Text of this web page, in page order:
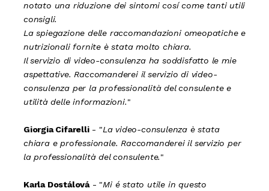
notato una riduzione dei sintomi cosí come tanti utili
consigli.
La spiegazione delle raccomandazioni omeopatiche e
nutrizionali fornite è stata molto chiara.
Il servizio di video-consulenza ha soddisfatto le mie
aspettative. Raccomanderei il servizio di video-
consulenza per la professionalità del consulente e
utilità delle informazioni."
Giorgia Cifarelli- "La video-consulenza è stata
chiara e professionale. Raccomanderei il servizio per
la professionalità del consulente."
Karla Dostálová- "Mi é stato utile in questo